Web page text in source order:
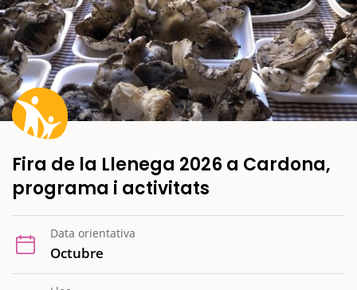
Fira de la Llenega 2026 a Cardona,
programa i activitats
Data orientativa
Octubre